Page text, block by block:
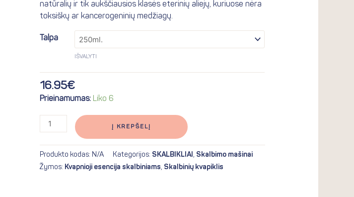
natūralių ir tik aukščiausios klasės eterinių aliejų, kuriuose nėra
toksiškų ar kancerogeninių medžiagų.
Talpa
IŠVALYTI
16.95€
Prieinamumas: Liko 6
Į KREPŠELĮ
Produkto kodas: N/A Kategorijos: SKALBIKLIAI , Skalbimo mašinai
Žymos: Kvapnioji esencija skalbiniams, Skalbinių kvapiklis